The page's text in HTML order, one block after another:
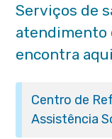
Serviços de
atendimento
encontra aqui
Centro de
Assistência